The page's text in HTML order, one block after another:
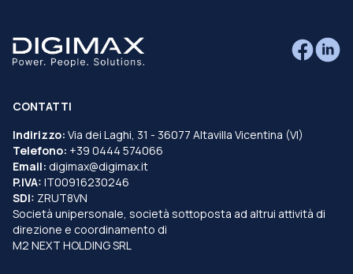
CONTATTI
Indirizzo: Via dei Laghi, 31 - 36077 Altavilla Vicentina (VI)
Telefono: +39 0444 574066
Email: digimax@digimax.it
P.IVA: IT00916230246
SDI: ZRUT8VN
Società unipersonale, società sottoposta ad altrui attività di
direzione e coordinamento di
M2 NEXT HOLDING SRL